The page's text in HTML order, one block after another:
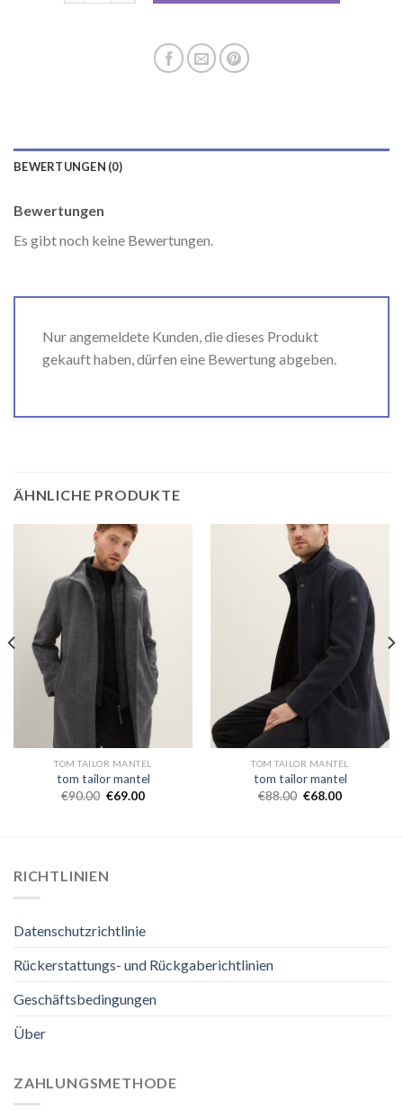
BEWERTUNGEN (0)
Bewertungen
Es gibt noch keine Bewertungen.
Nur angemeldete Kunden, die dieses Produkt
gekauft haben, dürfen eine Bewertung abgeben.
ÄHNLICHE PRODUKTE
TOM TAILOR MANTEL
tom tailor mantel
€90.00 €69.00
TOM TAILOR MANTEL
tom tailor mantel
€88.00 €68.00
RICHTLINIEN
Datenschutzrichtlinie
Rückerstattungs- und Rückgaberichtlinien
Geschäftsbedingungen
Über
ZAHLUNGSMETHODE